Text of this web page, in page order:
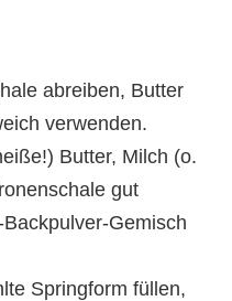
abreiben, Butter
verwenden.
Butter, Milch (o.
gut
Gemisch
Springform füllen,